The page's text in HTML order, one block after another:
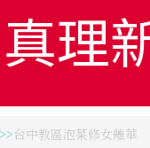
真理
台中教區泡菜修女離華